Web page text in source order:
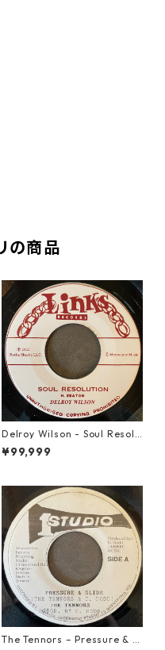
の商品
Delroy Wilson - Soul Resolu
tion【7-21935】
¥99,999
The Tennors – Pressure & Sl